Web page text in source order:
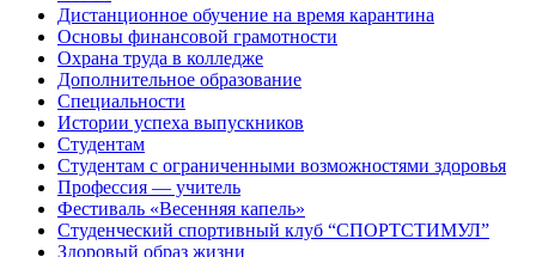
Дистанционное обучение на время карантина
Основы финансовой грамотности
Охрана труда в колледже
Дополнительное образование
Специальности
Истории успеха выпускников
Студентам
Студентам с ограниченными возможностями здоровья
Профессия — учитель
Фестиваль «Весенняя капель»
Студенческий спортивный клуб “СПОРТСТИМУЛ”
Здоровый образ жизни